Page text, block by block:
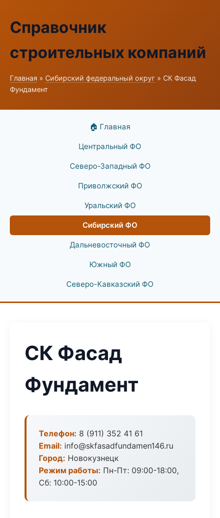
Справочник
строительных компаний
Главная » Сибирский федеральный округ » СК Фасад
Фундамент
🏠 Главная
Центральный ФО
Северо-Западный ФО
Приволжский ФО
Уральский ФО
Сибирский ФО
Дальневосточный ФО
Южный ФО
Северо-Кавказский ФО
СК Фасад
Фундамент
Телефон: 8 (911) 352 41 61
Email: info@skfasadfundamen146.ru
Город: Новокузнецк
Режим работы: Пн-Пт: 09:00-18:00,
Сб: 10:00-15:00